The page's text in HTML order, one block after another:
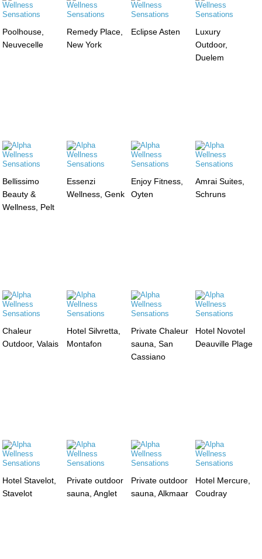
Poolhouse,
Neuvecelle
Remedy Place,
New York
Eclipse Asten
Luxury
Outdoor,
Duelem
Bellissimo
Beauty &
Wellness, Pelt
Essenzi
Wellness, Genk
Enjoy Fitness,
Oyten
Amrai Suites,
Schruns
Chaleur
Outdoor, Valais
Hotel Silvretta,
Montafon
Private Chaleur
sauna, San
Cassiano
Hotel Novotel
Deauville Plage
Hotel Stavelot,
Stavelot
Private outdoor
sauna, Anglet
Private outdoor
sauna, Alkmaar
Hotel Mercure,
Coudray